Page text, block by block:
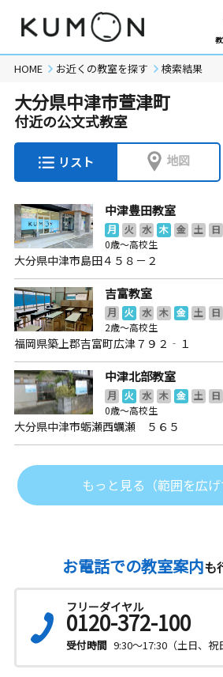
HOME お近くの教室を探す 検索結果
大分県中津市萱津町
付近の公文式教室
リスト 地図
中津豊田教室
月 火 水 木 金 土
日
0歳～高校生
大分県中津市島田４５８－２
吉富教室
月 火 水 木 金 土
日
2歳～高校生
福岡県築上郡吉富町広津７９２‐１
中津北部教室
月 火 水 木 金 土
日
0歳～高校生
大分県中津市蛎瀬西蠣瀬 ５６５
もっと見る（範囲を広げ
お電話での教室案内も
フリーダイヤル
0120-372-100
受付時間 9:30～17:30（土日、祝